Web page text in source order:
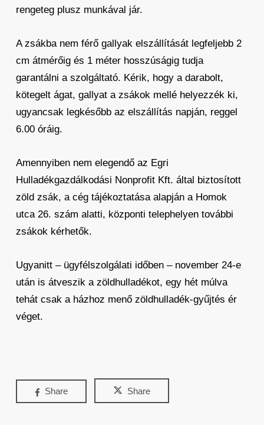
rengeteg plusz munkával jár.
A zsákba nem férő gallyak elszállítását legfeljebb 2
cm átmérőig és 1 méter hosszúságig tudja
garantálni a szolgáltató. Kérik, hogy a darabolt,
kötegelt ágat, gallyat a zsákok mellé helyezzék ki,
ugyancsak legkésőbb az elszállítás napján, reggel
6.00 óráig.
Amennyiben nem elegendő az Egri
Hulladékgazdálkodási Nonprofit Kft. által biztosított
zöld zsák, a cég tájékoztatása alapján a Homok
utca 26. szám alatti, központi telephelyen további
zsákok kérhetők.
Ugyanitt – ügyfélszolgálati időben – november 24-e
után is átveszik a zöldhulladékot, egy hét múlva
tehát csak a házhoz menő zöldhulladék-gyűjtés ér
véget.
Share Share